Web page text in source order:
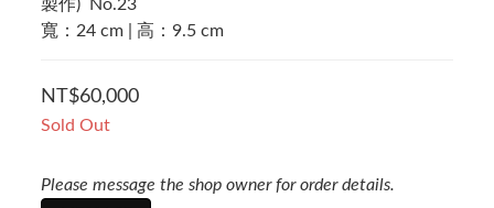
製作)  No.23
寬：24 cm | 高：9.5 cm
NT$60,000
Sold Out
Please message the shop owner for order details.